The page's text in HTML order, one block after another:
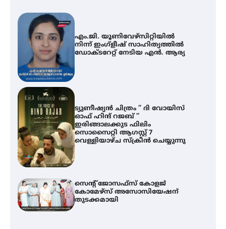
എം.ജി. യൂണിവേഴ്‌സിറ്റിയിൽ
നിന്ന് ഇംഗ്ളീഷ് സാഹിത്യത്തിൽ
ഡോക്ടറേറ്റ് നേടിയ എൻ. ആര്യ
ട്യുണീഷ്യൻ ചിത്രം ” ദി വോയിസ്
ഓഫ് ഹിന്ദ് റജബ് ”
ഇരിങ്ങാലക്കുട ഫിലിം
സൊസൈറ്റി ആഗസ്റ്റ് 7
വെള്ളിയാഴ്ച സ്‌ക്രീൻ ചെയ്യുന്നു
സെന്റ് ജോസഫ്സ് കോളജ്
കോമേഴ്‌സ് അസോസിയേഷന്
തുടക്കമായി